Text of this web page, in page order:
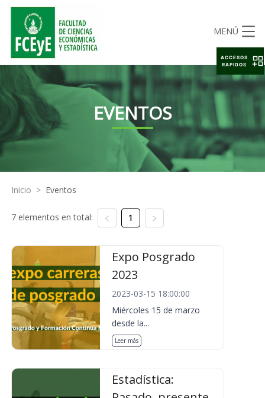
MENÚ
EVENTOS
Inicio > Eventos
7 elementos en total: 1
Expo Posgrado
2023
2023-03-15 18:00:00
Miércoles 15 de marzo
desde la...
Leer más
Estadística:
ACCESOS
RAPIDOS